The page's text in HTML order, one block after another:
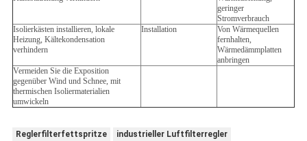
geringer
Stromverbrauch
Isolierkästen installieren, lokale
Heizung, Kältekondensation
verhindern
Installation
Von Wärmequellen
fernhalten,
Wärmedämmplatten
anbringen
Vermeiden Sie die Exposition
gegenüber Wind und Schnee, mit
thermischen Isoliermaterialien
umwickeln
Reglerfilterfettspritze
industrieller Luftfilterregler